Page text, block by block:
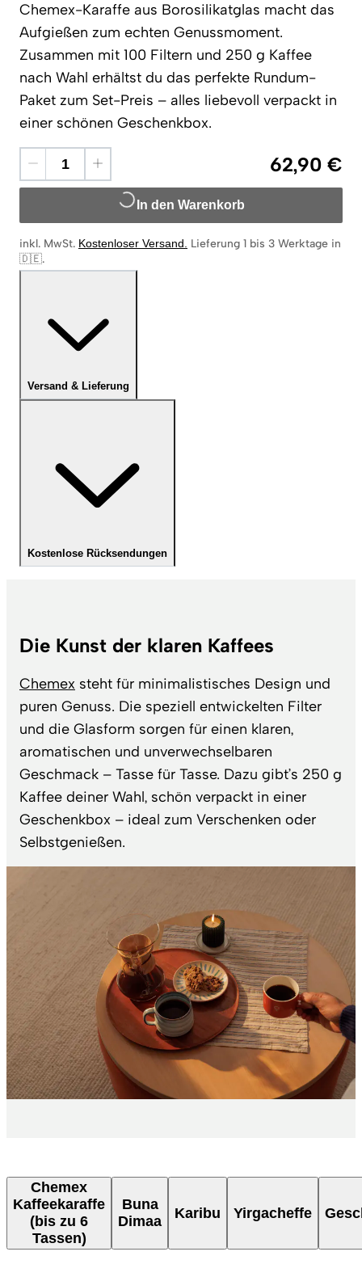
Chemex-Karaffe aus Borosilikatglas macht das
Aufgießen zum echten Genussmoment.
Zusammen mit 100 Filtern und 250 g Kaffee
nach Wahl erhältst du das perfekte Rundum-
Paket zum Set-Preis – alles liebevoll verpackt in
einer schönen Geschenkbox.
62,90 €
In den Warenkorb
inkl. MwSt. Kostenloser Versand. Lieferung 1 bis 3 Werktage in
🇩🇪.
Versand & Lieferung
Kostenlose Rücksendungen
Die Kunst der klaren Kaffees
Chemex steht für minimalistisches Design und
puren Genuss. Die speziell entwickelten Filter
und die Glasform sorgen für einen klaren,
aromatischen und unverwechselbaren
Geschmack – Tasse für Tasse. Dazu gibt’s 250 g
Kaffee deiner Wahl, schön verpackt in einer
Geschenkbox – ideal zum Verschenken oder
Selbstgenießen.
Chemex
Kaffeekaraffe
(bis zu 6
Tassen)
Buna
Dimaa
Karibu Yirgacheffe